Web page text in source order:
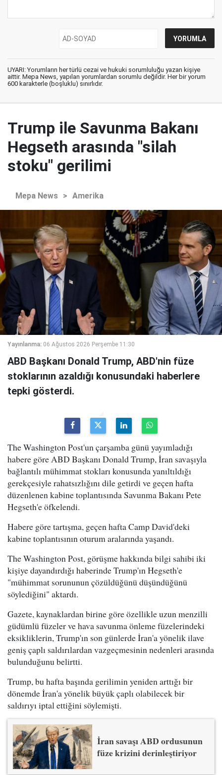
UYARI: Yorumların her türlü cezai ve hukuki sorumluluğu yazan kişiye
aittir. Mepa News, yapılan yorumlardan sorumlu değildir. Her bir yorum
600 karakterle (boşluklu) sınırlıdır.
Trump ile Savunma Bakanı
Hegseth arasında "silah
stoku" gerilimi
Mepa News > Amerika
Yayınlanma: 06 Ağustos 2026 Perşembe 11:30
ABD Başkanı Donald Trump, ABD'nin füze
stoklarının azaldığı konusundaki haberlere
tepki gösterdi.
The Washington Post'un çarşamba günü yayımladığı
habere göre ABD Başkanı Donald Trump, İran savaşıyla
bağlantılı mühimmat stokları konusunda yanıltıldığı
gerekçesiyle rahatsızlığını dile getirdi ve geçen hafta
düzenlenen kabine toplantısında Savunma Bakanı Pete
Hegseth'e öfkelendi.
Habere göre tartışma, geçen hafta Camp David'deki
kabine toplantısının oturum aralarında yaşandı.
The Washington Post, görüşme hakkında bilgi sahibi iki
kişiye dayandırdığı haberinde Trump'ın Hegseth'e
"mühimmat sorununun çözüldüğünü düşündüğünü
söylediğini" aktardı.
Gazete, kaynaklardan birine göre özellikle uzun menzilli
güdümlü füzeler ve hava savunma önleme füzelerindeki
eksikliklerin, Trump'ın son günlerde İran'a yönelik ilave
geniş çaplı saldırılardan vazgeçmesinin nedenleri arasında
bulunduğunu belirtti.
Trump, bu hafta başında gerilimin yeniden arttığı bir
dönemde İran'a yönelik büyük çaplı olabilecek bir
saldırıyı iptal ettiğini söylemişti.
İran savaşı ABD ordusunun
füze krizini derinleştiriyor